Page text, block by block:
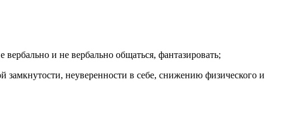
и не вербально общаться, фантазировать;
неуверенности в себе, снижению физического и